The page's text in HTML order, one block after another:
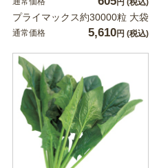
円 (税込)
プライマックス約30000粒 大袋
通常価格 5,610円 (税込)